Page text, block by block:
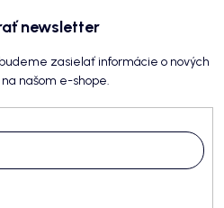
newsletter
zasielať informácie o nových
našom e-shope.